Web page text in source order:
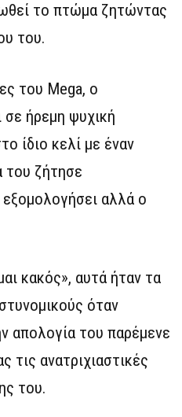
το πτώμα ζητώντας
του.
του Mega, ο
σε ήρεμη ψυχική
ίδιο κελί με έναν
του ζήτησε
αλλά ο
κακός», αυτά ήταν τα
όταν
απολογία του παρέμενε
τις ανατριχιαστικές
του.